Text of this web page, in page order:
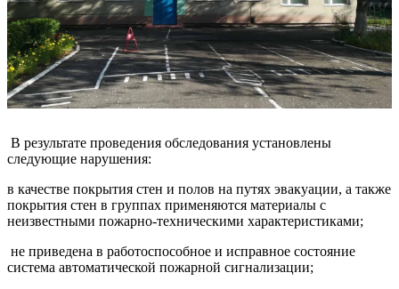
В результате проведения обследования установлены
следующие нарушения:
в качестве покрытия стен и полов на путях эвакуации, а также
покрытия стен в группах применяются материалы с
неизвестными пожарно-техническими характеристиками;
не приведена в работоспособное и исправное состояние
система автоматической пожарной сигнализации;